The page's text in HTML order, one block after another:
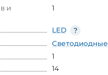
и
1
LED
Светодиодные
1
14